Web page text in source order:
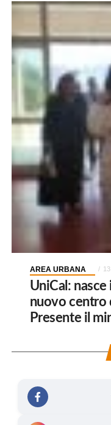
AREA URBANA
UniCal:
nuovo centro
Presente il